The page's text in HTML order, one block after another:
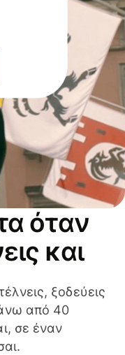
όταν
και
ξοδεύεις
από 40
σε έναν